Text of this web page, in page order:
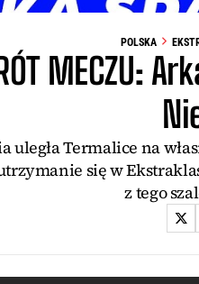
POLSKA
MECZU:
uległa Termalice na
się w
z tego